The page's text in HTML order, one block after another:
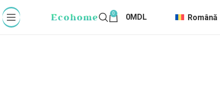
0 0MDL Română